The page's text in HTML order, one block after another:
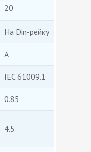
20
На Din-рейку
А
IEC 61009.1
0.85
4.5